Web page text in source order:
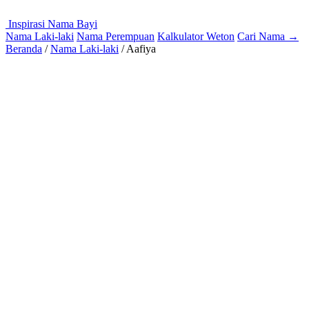
Inspirasi Nama Bayi
Nama Laki-laki Nama Perempuan Kalkulator Weton Cari Nama →
Beranda / Nama Laki-laki / Aafiya